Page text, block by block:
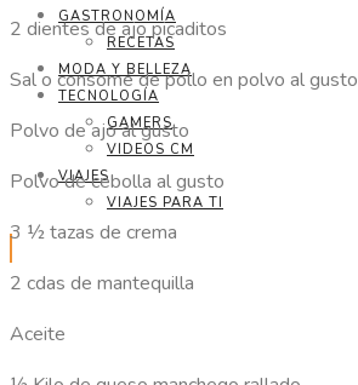
GASTRONOMÍA
RECETAS
MODA Y BELLEZA
TECNOLOGÍA
GAMERS
VIDEOS CM
VIAJES
VIAJES PARA TI
2 dientes de ajo picaditos
Sal o consomé de pollo en polvo al gusto
Polvo de ajo al gusto
Polvo de cebolla al gusto
3 ½ tazas de crema
2 cdas de mantequilla
Aceite